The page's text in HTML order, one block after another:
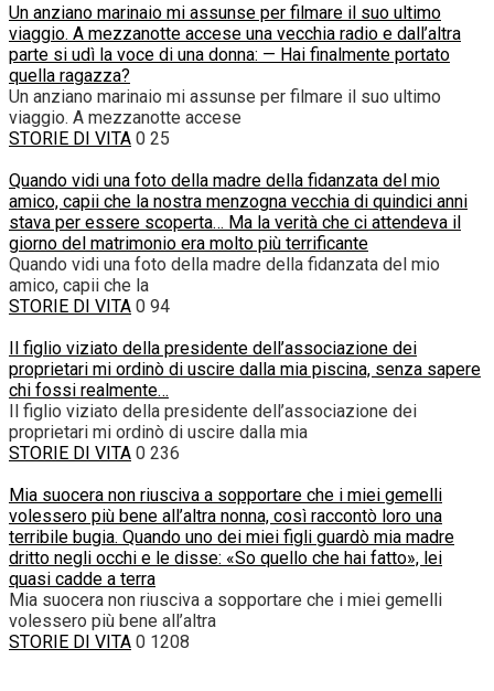
Un anziano marinaio mi assunse per filmare il suo ultimo
viaggio. A mezzanotte accese una vecchia radio e dall’altra
parte si udì la voce di una donna: — Hai finalmente portato
quella ragazza?
Un anziano marinaio mi assunse per filmare il suo ultimo
viaggio. A mezzanotte accese
STORIE DI VITA 0 25
Quando vidi una foto della madre della fidanzata del mio
amico, capii che la nostra menzogna vecchia di quindici anni
stava per essere scoperta… Ma la verità che ci attendeva il
giorno del matrimonio era molto più terrificante
Quando vidi una foto della madre della fidanzata del mio
amico, capii che la
STORIE DI VITA 0 94
Il figlio viziato della presidente dell’associazione dei
proprietari mi ordinò di uscire dalla mia piscina, senza sapere
chi fossi realmente…
Il figlio viziato della presidente dell’associazione dei
proprietari mi ordinò di uscire dalla mia
STORIE DI VITA 0 236
Mia suocera non riusciva a sopportare che i miei gemelli
volessero più bene all’altra nonna, così raccontò loro una
terribile bugia. Quando uno dei miei figli guardò mia madre
dritto negli occhi e le disse: «So quello che hai fatto», lei
quasi cadde a terra
Mia suocera non riusciva a sopportare che i miei gemelli
volessero più bene all’altra
STORIE DI VITA 0 1208